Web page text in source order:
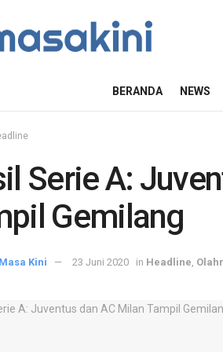
BERANDA NEWS
Serie A:
Gemilang
Masa Kini 23 Juni 2020 in Headline